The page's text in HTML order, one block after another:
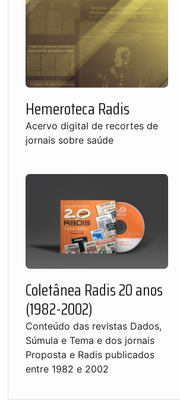
Hemeroteca Radis
Acervo digital de recortes de
jornais sobre saúde
Coletânea Radis 20 anos
(1982-2002)
Conteúdo das revistas Dados,
Súmula e Tema e dos jornais
Proposta e Radis publicados
entre 1982 e 2002